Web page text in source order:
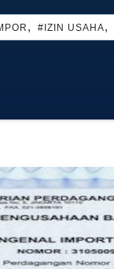
, #IZIN USAHA,